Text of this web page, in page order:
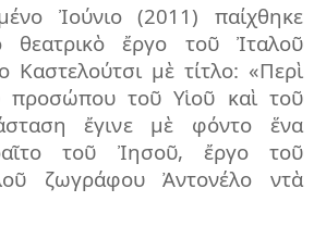
Ἰούνιο (2011) παίχθηκε
ἔργο τοῦ Ἰταλοῦ
Καστελούτσι μὲ τίτλο: «Περὶ
προσώπου τοῦ Υἱοῦ καὶ τοῦ
ἔγινε μὲ φόντο ἕνα
τοῦ Ἰησοῦ, ἔργο τοῦ
ζωγράφου Ἀντονέλο ντὰ